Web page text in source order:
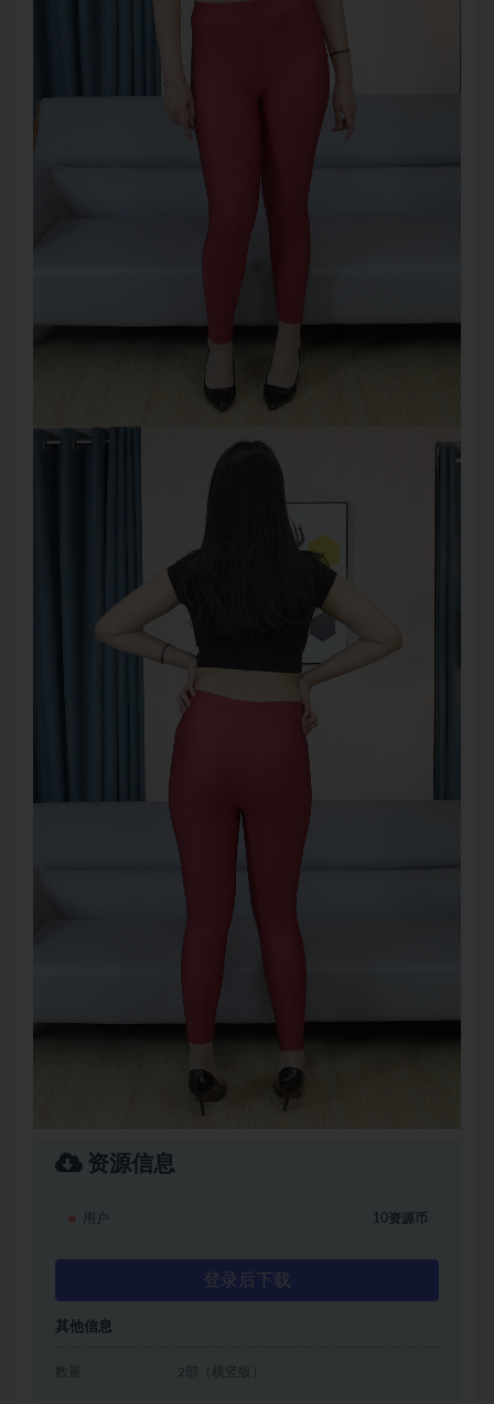
资源信息
用户 10资源币
登录后下载
其他信息
数量 2部（横竖版）